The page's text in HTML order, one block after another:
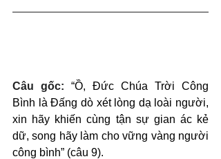
Câu gốc: “Ồ, Đức Chúa Trời Công
Bình là Đấng dò xét lòng dạ loài người,
xin hãy khiến cùng tận sự gian ác kẻ
dữ, song hãy làm cho vững vàng người
công bình” (câu 9).